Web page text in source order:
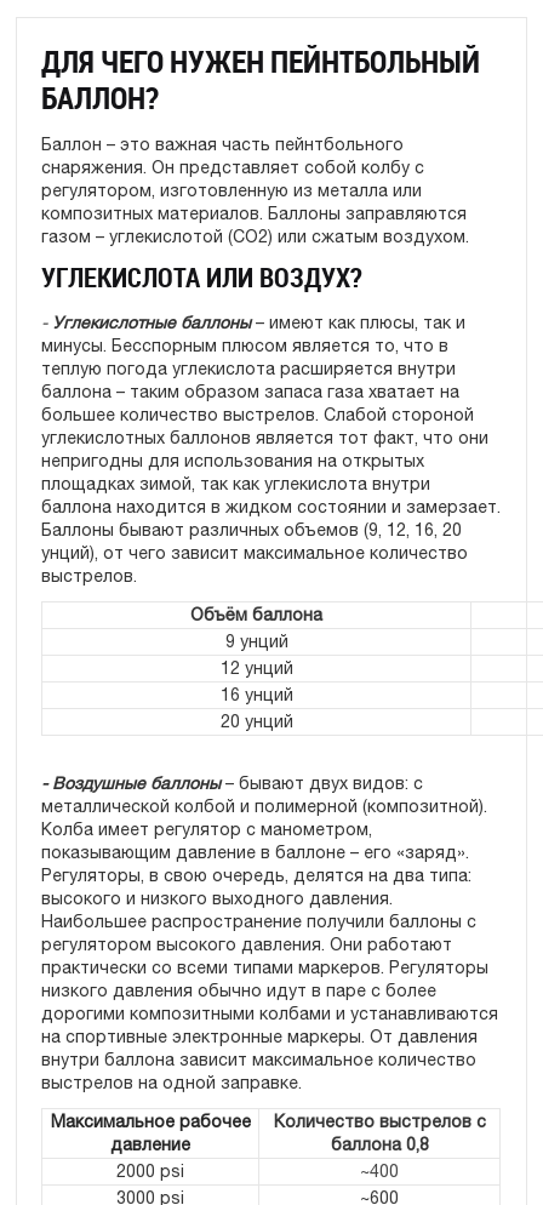
ДЛЯ ЧЕГО НУЖЕН ПЕЙНТБОЛЬНЫЙ
БАЛЛОН?
Баллон – это важная часть пейнтбольного
снаряжения. Он представляет собой колбу с
регулятором, изготовленную из металла или
композитных материалов. Баллоны заправляются
газом – углекислотой (CO2) или сжатым воздухом.
УГЛЕКИСЛОТА ИЛИ ВОЗДУХ?
- Углекислотные баллоны– имеют как плюсы, так и
минусы. Бесспорным плюсом является то, что в
теплую погода углекислота расширяется внутри
баллона – таким образом запаса газа хватает на
большее количество выстрелов. Слабой стороной
углекислотных баллонов является тот факт, что они
непригодны для использования на открытых
площадках зимой, так как углекислота внутри
баллона находится в жидком состоянии и замерзает.
Баллоны бывают различных объемов (9, 12, 16, 20
унций), от чего зависит максимальное количество
выстрелов.
Объём баллона
9 унций
12 унций
16 унций
20 унций
- Воздушные баллоны– бывают двух видов: с
металлической колбой и полимерной (композитной).
Колба имеет регулятор с манометром,
показывающим давление в баллоне – его «заряд».
Регуляторы, в свою очередь, делятся на два типа:
высокого и низкого выходного давления.
Наибольшее распространение получили баллоны с
регулятором высокого давления. Они работают
практически со всеми типами маркеров. Регуляторы
низкого давления обычно идут в паре с более
дорогими композитными колбами и устанавливаются
на спортивные электронные маркеры. От давления
внутри баллона зависит максимальное количество
выстрелов на одной заправке.
Максимальное рабочее
давление
Количество выстрелов с
баллона 0,8
2000 psi
~400
3000 psi
~600